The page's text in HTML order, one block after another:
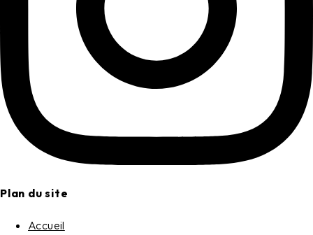
Plan du site
Accueil